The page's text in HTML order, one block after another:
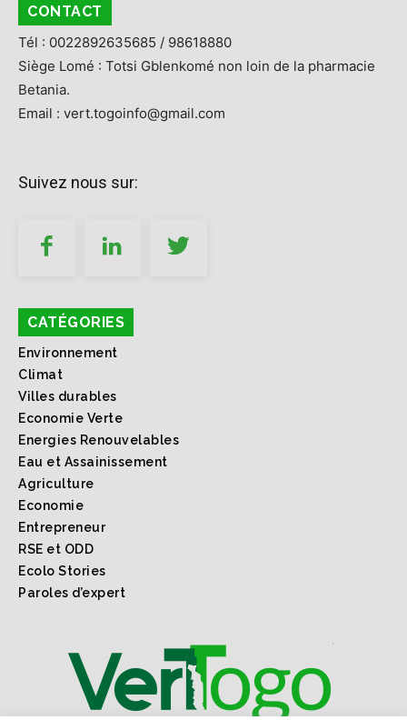
CONTACT
Tél : 0022892635685 / 98618880
Siège Lomé : Totsi Gblenkomé non loin de la pharmacie
Betania.
Email : vert.togoinfo@gmail.com
Suivez nous sur:
CATÉGORIES
Environnement
Climat
Villes durables
Economie Verte
Energies Renouvelables
Eau et Assainissement
Agriculture
Economie
Entrepreneur
RSE et ODD
Ecolo Stories
Paroles d’expert